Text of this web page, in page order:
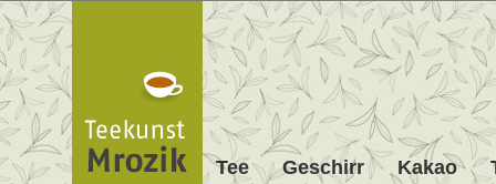
Tee Geschirr Kakao